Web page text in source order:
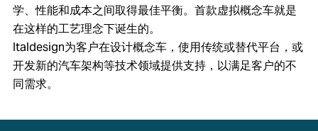
学、性能和成本之间取得最佳平衡。首款虚拟概念车就是
在这样的工艺理念下诞生的。
Italdesign为客户在设计概念车，使用传统或替代平台，或
开发新的汽车架构等技术领域提供支持，以满足客户的不
同需求。